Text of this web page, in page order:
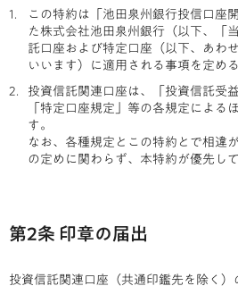
この特約は「池田泉州銀行投信口座
た株式会社池田泉州銀行（以下、「
託口座および特定口座（以下、あわ
いいます）に適用される事項を定め
投資信託関連口座は、「投資信託受
「特定口座規定」等の各規定による
す。
なお、各種規定とこの特約とで相違
の定めに関わらず、本特約が優先し
第2条 印章の届出
投資信託関連口座（共通印鑑先を除く）